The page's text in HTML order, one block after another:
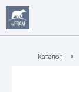
Каталог